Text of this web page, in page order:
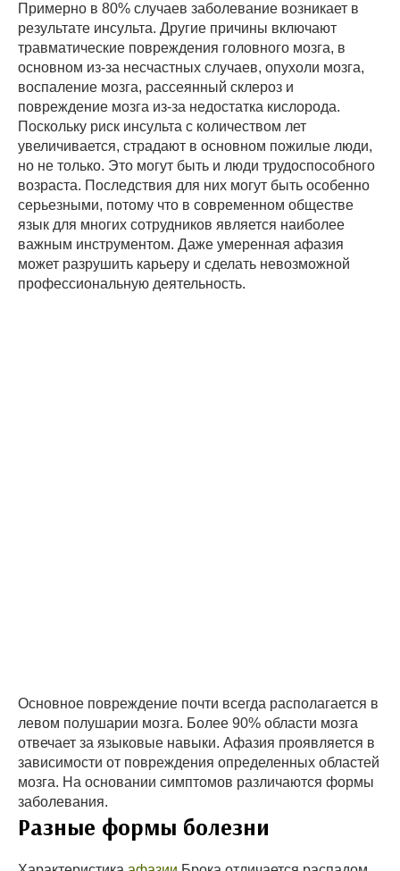
Примерно в 80% случаев заболевание возникает в
результате инсульта. Другие причины включают
травматические повреждения головного мозга, в
основном из-за несчастных случаев, опухоли мозга,
воспаление мозга, рассеянный склероз и
повреждение мозга из-за недостатка кислорода.
Поскольку риск инсульта с количеством лет
увеличивается, страдают в основном пожилые люди,
но не только. Это могут быть и люди трудоспособного
возраста. Последствия для них могут быть особенно
серьезными, потому что в современном обществе
язык для многих сотрудников является наиболее
важным инструментом. Даже умеренная афазия
может разрушить карьеру и сделать невозможной
профессиональную деятельность.
Основное повреждение почти всегда располагается в
левом полушарии мозга. Более 90% области мозга
отвечает за языковые навыки. Афазия проявляется в
зависимости от повреждения определенных областей
мозга. На основании симптомов различаются формы
заболевания.
Разные формы болезни